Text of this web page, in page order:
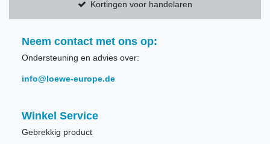
Kortingen voor handelaren
Neem contact met ons op:
Ondersteuning en advies over:
info@loewe-europe.de
Winkel Service
Gebrekkig product